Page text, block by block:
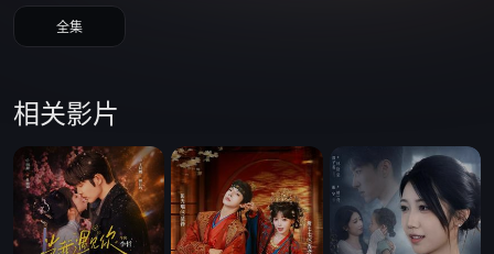
全集
相关影片